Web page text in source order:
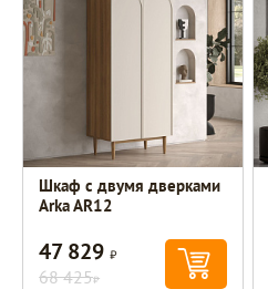
Шкаф с двумя дверками
Arka AR12
47 829Р
68 425Р